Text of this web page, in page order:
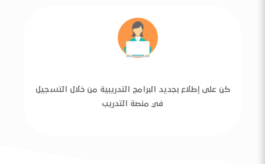
كن على إطلاع بجديد البرامج التدريبية من خلال التسجيل
في منصة التدريب